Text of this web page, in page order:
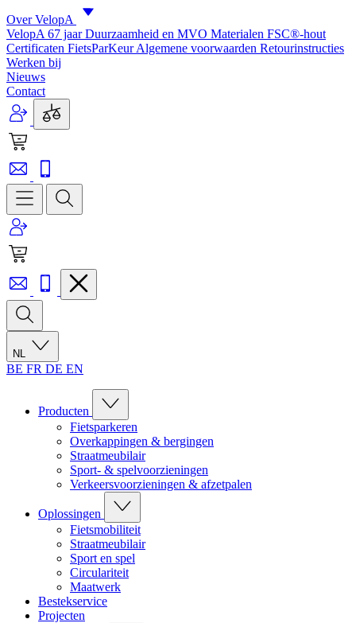
Over VelopA
VelopA 67 jaarDuurzaamheid en MVO Materialen FSC®-hout
Certificaten FietsParKeurAlgemene voorwaarden Retourinstructies
Werken bij
Nieuws
Contact
NL
BE FR DE EN
Producten
Fietsparkeren
Overkappingen & bergingen
Straatmeubilair
Sport- & spelvoorzieningen
Verkeersvoorzieningen & afzetpalen
Oplossingen
Fietsmobiliteit
Straatmeubilair
Sport en spel
Circulariteit
Maatwerk
Bestekservice
Projecten